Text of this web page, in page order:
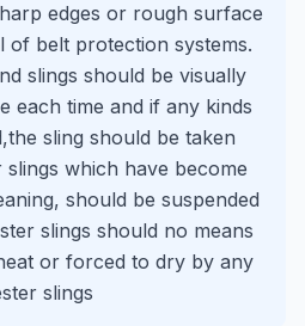
edges or rough surface
of belt protection systems.
slings should be visually
each time and if any kinds
sling should be taken
which have become
should be suspended
slings should no means
or forced to dry by any
slings